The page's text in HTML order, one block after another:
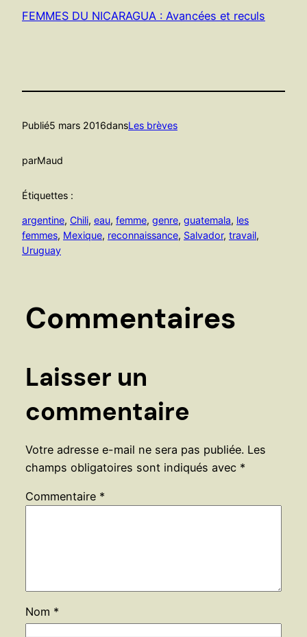
FEMMES DU NICARAGUA : Avancées et reculs
Publié5 mars 2016dansLes brèves
parMaud
Étiquettes :
argentine, Chili, eau, femme, genre, guatemala, les
femmes, Mexique, reconnaissance, Salvador, travail
Uruguay
Commentaires
Laisser un
commentaire
Votre adresse e-mail ne sera pas publiée. Les
champs obligatoires sont indiqués avec *
Commentaire *
Nom *